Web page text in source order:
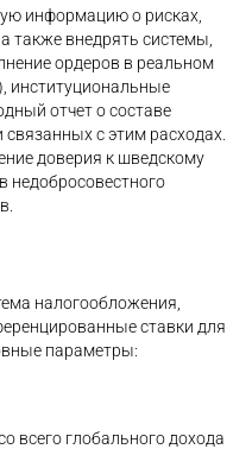
информацию о рисках,
также внедрять системы,
ордеров в реальном
институциональные
отчет о составе
связанных с этим расходах.
доверия к шведскому
недобросовестного
налогообложения,
ставки для
параметры:
всего глобального дохода